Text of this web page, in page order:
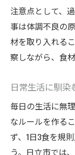
注意点として、
事は体調不良の
材を取り入れる
察しながら、食
日常生活に馴
毎日の生活に無
なルールを作る
ず、1日3食を規
う。日立市では